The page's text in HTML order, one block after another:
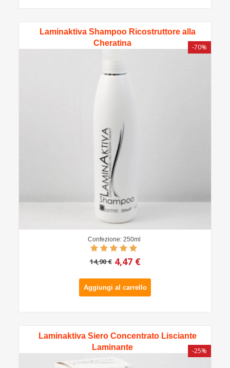
Laminaktiva Shampoo Ricostruttore alla
Cheratina
Confezione: 250ml
14,90 €
-70%
4,47 €
Aggiungi al carrello
Laminaktiva Siero Concentrato Lisciante
Laminante
-25%